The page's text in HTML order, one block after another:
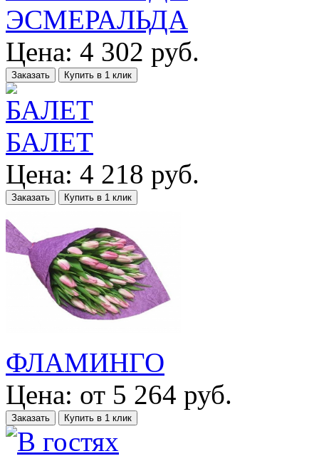
ЭСМЕРАЛЬДА
Цена: 4 302 руб.
Заказать Купить в 1 клик
БАЛЕТ
Цена: 4 218 руб.
Заказать Купить в 1 клик
ФЛАМИНГО
Цена: от 5 264 руб.
Заказать Купить в 1 клик